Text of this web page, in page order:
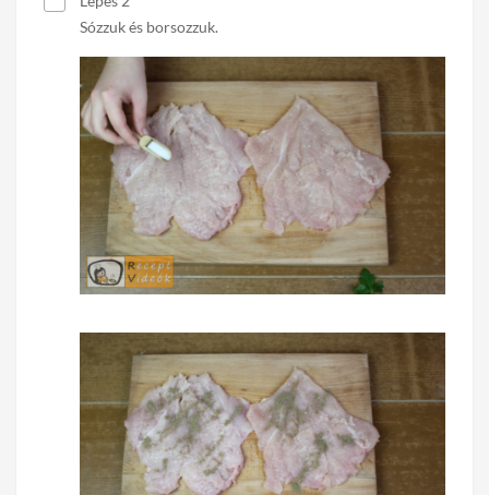
Sózzuk és borsozzuk.